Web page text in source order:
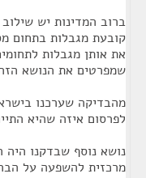
ברוב המדינות יש
קובעת מגבלות בתחום
את אותן מגבלות
שמפרטים את הנושא
מהבדיקה שערכנו
לפרסום איזה שהיא
נושא נוסף שבדקנו
מרכזית להשפעה על